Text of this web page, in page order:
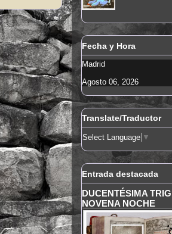
Fecha y Hora
Madrid
Agosto 06, 2026
Translate/Traductor
Select Language ▼
Entrada destacada
DUCENTÉSIMA
NOVENA NOCHE